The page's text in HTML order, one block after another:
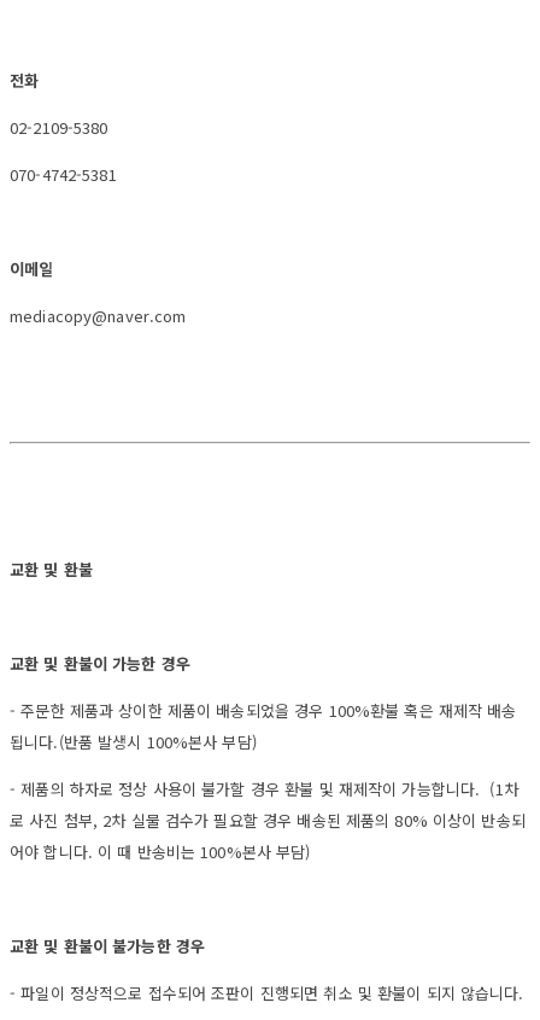
전화
02-2109-5380
070-4742-5381
이메일
mediacopy@naver.com
교환 및 환불
교환 및 환불이 가능한 경우
- 주문한 제품과 상이한 제품이 배송되었을 경우 100%환불 혹은 재제작 배송
됩니다.(반품 발생시 100%본사 부담)
- 제품의 하자로 정상 사용이 불가할 경우 환불 및 재제작이 가능합니다. (1차
로 사진 첨부, 2차 실물 검수가 필요할 경우 배송된 제품의 80% 이상이 반송되
어야 합니다. 이 때 반송비는 100%본사 부담)
교환 및 환불이 불가능한 경우
- 파일이 정상적으로 접수되어 조판이 진행되면 취소 및 환불이 되지 않습니다.